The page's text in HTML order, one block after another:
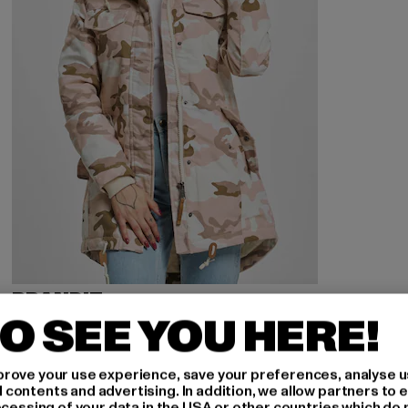
BRANDIT
Marsh Lake
99,99 EUR
Derzeitiger Preis: 99,99 EUR
SEE YOU HERE!
your use experience, save your preferences, analyse
and advertising. In addition, we allow partners to